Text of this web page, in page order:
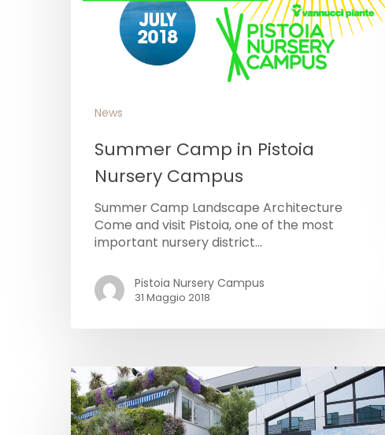
News
Summer Camp in Pistoia
Nursery Campus
Summer Camp Landscape Architecture
Come and visit Pistoia, one of the most
important nursery district…
Pistoia Nursery Campus
31 Maggio 2018